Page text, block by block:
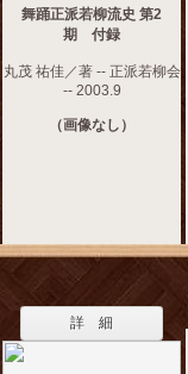
舞踊正派若柳流史 第2
期 付録
丸茂 祐佳／著 -- 正派若柳会
-- 2003.9
（画像なし）
詳 細